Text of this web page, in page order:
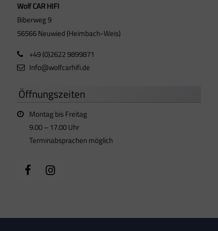
Wolf CAR HIFI
Biberweg 9
56566 Neuwied (Heimbach-Weis)
+49 (0)2622 9899871
Info@wolfcarhifi.de
Öffnungszeiten
Montag bis Freitag
9.00 – 17.00 Uhr
Terminabsprachen möglich